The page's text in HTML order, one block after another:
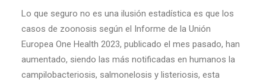
Lo que seguro no es una ilusión estadística es que los
casos de zoonosis según el Informe de la Unión
Europea One Health 2023, publicado el mes pasado, han
aumentado, siendo las más notificadas en humanos la
campilobacteriosis, salmonelosis y listeriosis, esta